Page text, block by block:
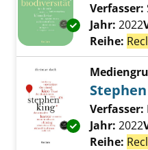
Exemplar-
Verfasser:
Jahr: 2022
Reihe:
Exemplar-
Verfasser:
Jahr: 2022
Reihe: